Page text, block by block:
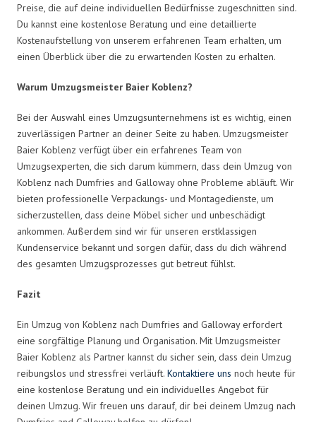
Preise, die auf deine individuellen Bedürfnisse zugeschnitten sind.
Du kannst eine kostenlose Beratung und eine detaillierte
Kostenaufstellung von unserem erfahrenen Team erhalten, um
einen Überblick über die zu erwartenden Kosten zu erhalten.
Warum Umzugsmeister Baier Koblenz?
Bei der Auswahl eines Umzugsunternehmens ist es wichtig, einen
zuverlässigen Partner an deiner Seite zu haben. Umzugsmeister
Baier Koblenz verfügt über ein erfahrenes Team von
Umzugsexperten, die sich darum kümmern, dass dein Umzug von
Koblenz nach Dumfries and Galloway ohne Probleme abläuft. Wir
bieten professionelle Verpackungs- und Montagedienste, um
sicherzustellen, dass deine Möbel sicher und unbeschädigt
ankommen. Außerdem sind wir für unseren erstklassigen
Kundenservice bekannt und sorgen dafür, dass du dich während
des gesamten Umzugsprozesses gut betreut fühlst.
Fazit
Ein Umzug von Koblenz nach Dumfries and Galloway erfordert
eine sorgfältige Planung und Organisation. Mit Umzugsmeister
Baier Koblenz als Partner kannst du sicher sein, dass dein Umzug
reibungslos und stressfrei verläuft. Kontaktiere uns noch heute für
eine kostenlose Beratung und ein individuelles Angebot für
deinen Umzug. Wir freuen uns darauf, dir bei deinem Umzug nach